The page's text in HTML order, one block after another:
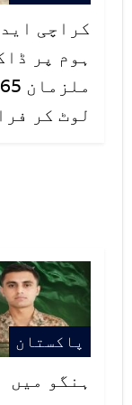
اینٹی
بندوبست
مار مہم
تعداد
پراجہ
پارٹی کے
ہیں کب تک
کٹواتے
کراچی
ہوم پر
لوٹ کر
پاکستان
ہنگو میں